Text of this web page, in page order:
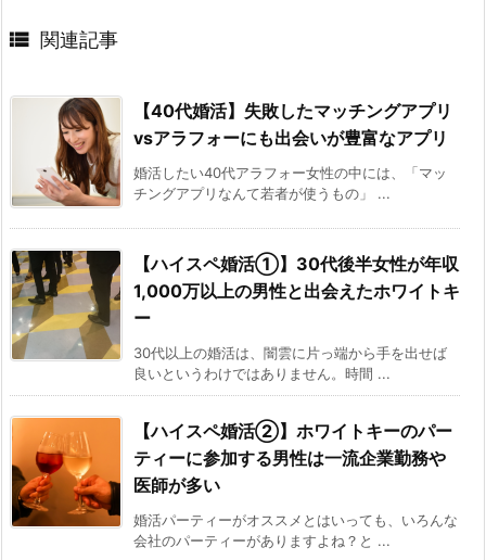
 関連記事
【40代婚活】失敗したマッチングアプリ
vsアラフォーにも出会いが豊富なアプリ
婚活したい40代アラフォー女性の中には、「マッ
チングアプリなんて若者が使うもの」 ...
【ハイスペ婚活①】30代後半女性が年収
1,000万以上の男性と出会えたホワイトキ
ー
30代以上の婚活は、闇雲に片っ端から手を出せば
良いというわけではありません。時間 ...
【ハイスペ婚活②】ホワイトキーのパー
ティーに参加する男性は一流企業勤務や
医師が多い
婚活パーティーがオススメとはいっても、いろんな
会社のパーティーがありますよね？と ...